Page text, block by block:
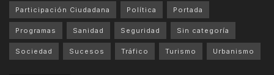
Participación Ciudadana Política Portada
Programas Sanidad Seguridad Sin categoría
Sociedad Sucesos Tráfico Turismo Urbanismo